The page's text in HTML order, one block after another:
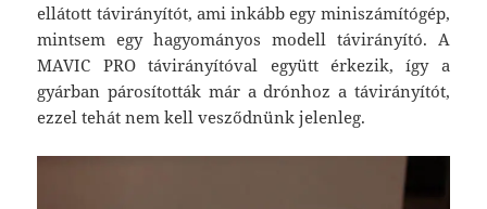
ellátott távirányítót, ami inkább egy miniszámítógép,
mintsem egy hagyományos modell távirányító. A
MAVIC PRO távirányítóval együtt érkezik, így a
gyárban párosították már a drónhoz a távirányítót,
ezzel tehát nem kell vesződnünk jelenleg.